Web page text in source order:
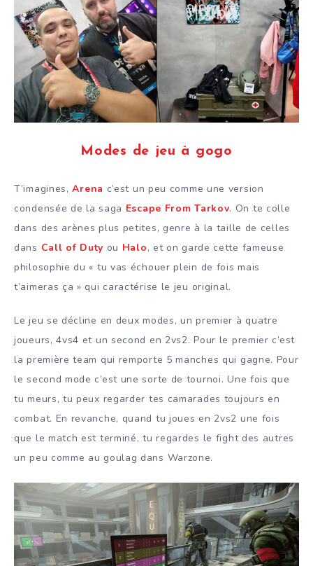
Modes de jeu à gogo
T’imagines,Arena c’est un peu comme une version
condensée de la saga Escape From Tarkov. On te colle
dans des arènes plus petites, genre à la taille de celles
dans Call of Duty ou Halo, et on garde cette fameuse
philosophie du « tu vas échouer plein de fois mais
t’aimeras ça » qui caractérise le jeu original.
Le jeu se décline en deux modes, un premier à quatre
joueurs, 4vs4 et un second en 2vs2. Pour le premier c’est
la première team qui remporte 5 manches qui gagne. Pour
le second mode c’est une sorte de tournoi. Une fois que
tu meurs, tu peux regarder tes camarades toujours en
combat. En revanche, quand tu joues en 2vs2 une fois
que le match est terminé, tu regardes le fight des autres
un peu comme au goulag dans Warzone.